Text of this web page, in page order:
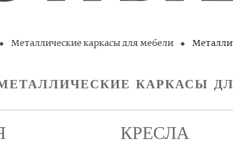
Металлические каркасы для мебели
КАРКАСЫ
КРЕСЛА